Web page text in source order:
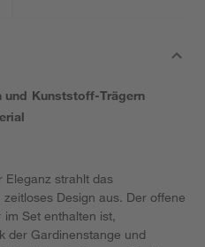
Kunststoff-Trägern
Eleganz strahlt das
Design aus. Der offene
Set enthalten ist,
der Gardinenstange und